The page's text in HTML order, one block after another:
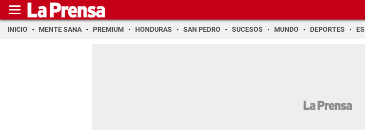
INICIO MENTE SANA PREMIUM HONDURAS SAN PEDRO SUCESOS MUNDO DEPORTES